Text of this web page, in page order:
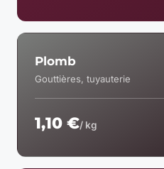
Plomb
Gouttières, tuyauterie
1,10 €/ kg